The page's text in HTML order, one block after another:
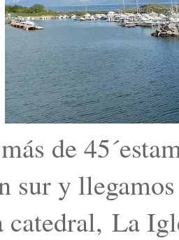
de
sur y
catedral, La